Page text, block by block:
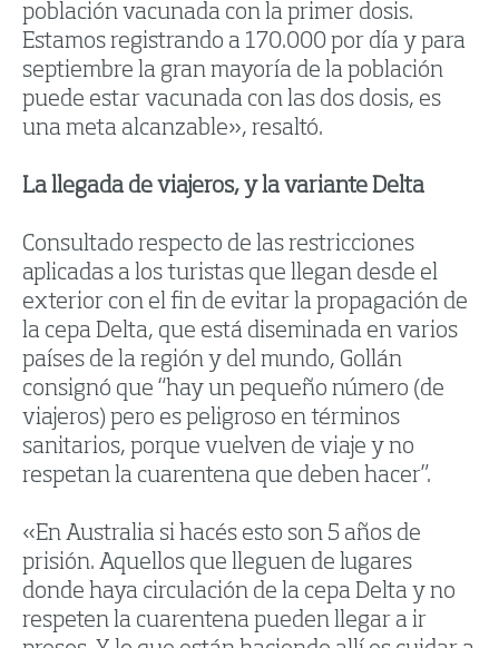
población vacunada con la primer dosis.
Estamos registrando a 170.000 por día y para
septiembre la gran mayoría de la población
puede estar vacunada con las dos dosis, es
una meta alcanzable», resaltó.
La llegada de viajeros, y la variante Delta
Consultado respecto de las restricciones
aplicadas a los turistas que llegan desde el
exterior con el fin de evitar la propagación de
la cepa Delta, que está diseminada en varios
países de la región y del mundo, Gollán
consignó que “hay un pequeño número (de
viajeros) pero es peligroso en términos
sanitarios, porque vuelven de viaje y no
respetan la cuarentena que deben hacer”.
«En Australia si hacés esto son 5 años de
prisión. Aquellos que lleguen de lugares
donde haya circulación de la cepa Delta y no
respeten la cuarentena pueden llegar a ir